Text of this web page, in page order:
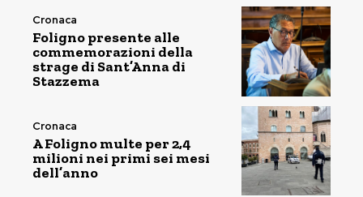
Cronaca
Foligno presente alle
commemorazioni della
strage di Sant’Anna di
Stazzema
Cronaca
A Foligno multe per 2,4
milioni nei primi sei mesi
dell’anno